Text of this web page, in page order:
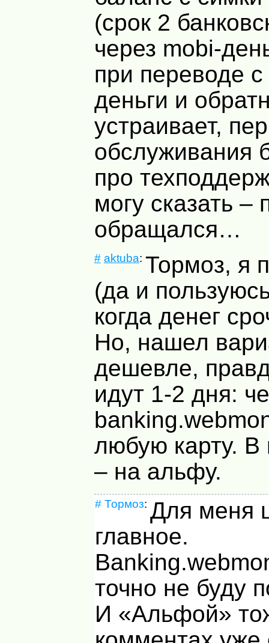
(срок 2
через mobi-
при переводе
деньги и
устраивает,
обслуживания
про
могу сказать –
обращался…
# aktuba: Тормоз, я
(да и
когда денег
Но, нашел
дешевле,
идут 1-2 дня:
любую карту.
– на альфу.
# Тормоз: Для меня
главное.
точно не буду
И «Альфой»